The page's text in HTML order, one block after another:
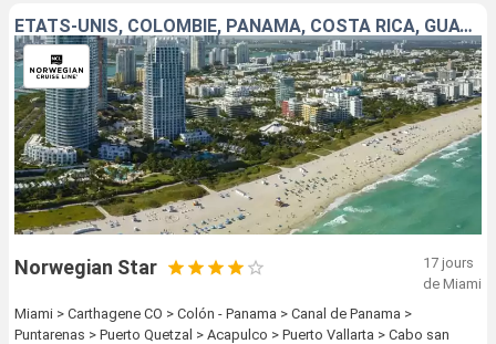
ÉTATS-UNIS, COLOMBIE, PANAMA, COSTA RICA, GUATEMALA, MEXIQUE
Norwegian Star
17 jours
de Miami
Miami > Carthagene CO > Colón - Panama > Canal de Panama >
Puntarenas > Puerto Quetzal > Acapulco > Puerto Vallarta > Cabo san